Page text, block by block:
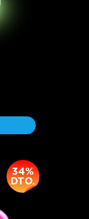
34%
DTO.